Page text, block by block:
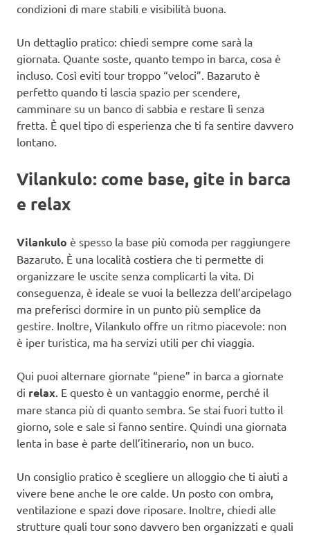
condizioni di mare stabili e visibilità buona.
Un dettaglio pratico: chiedi sempre come sarà la
giornata. Quante soste, quanto tempo in barca, cosa è
incluso. Così eviti tour troppo “veloci”. Bazaruto è
perfetto quando ti lascia spazio per scendere,
camminare su un banco di sabbia e restare lì senza
fretta. È quel tipo di esperienza che ti fa sentire davvero
lontano.
Vilankulo: come base, gite in barca
e relax
Vilankulo è spesso la base più comoda per raggiungere
Bazaruto. È una località costiera che ti permette di
organizzare le uscite senza complicarti la vita. Di
conseguenza, è ideale se vuoi la bellezza dell’arcipelago
ma preferisci dormire in un punto più semplice da
gestire. Inoltre, Vilankulo offre un ritmo piacevole: non
è iper turistica, ma ha servizi utili per chi viaggia.
Qui puoi alternare giornate “piene” in barca a giornate
di relax. E questo è un vantaggio enorme, perché il
mare stanca più di quanto sembra. Se stai fuori tutto il
giorno, sole e sale si fanno sentire. Quindi una giornata
lenta in base è parte dell’itinerario, non un buco.
Un consiglio pratico è scegliere un alloggio che ti aiuti a
vivere bene anche le ore calde. Un posto con ombra,
ventilazione e spazi dove riposare. Inoltre, chiedi alle
strutture quali tour sono davvero ben organizzati e quali